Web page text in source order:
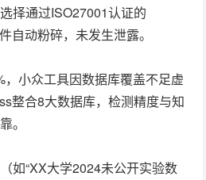
择通过ISO27001认证的
自动粉碎，未发生泄露。
小众工具因数据库覆盖不足虚
整合8大数据库，检测精度与知
。
如“XX大学2024未公开实验数